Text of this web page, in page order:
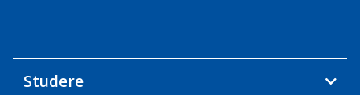
Studere